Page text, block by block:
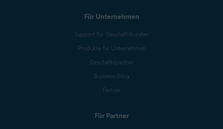
Für Unternehmen
Support für Geschäftskunden
Produkte für Unternehmen
Geschäftspartner
Business-Blog
Partner
Für Partner